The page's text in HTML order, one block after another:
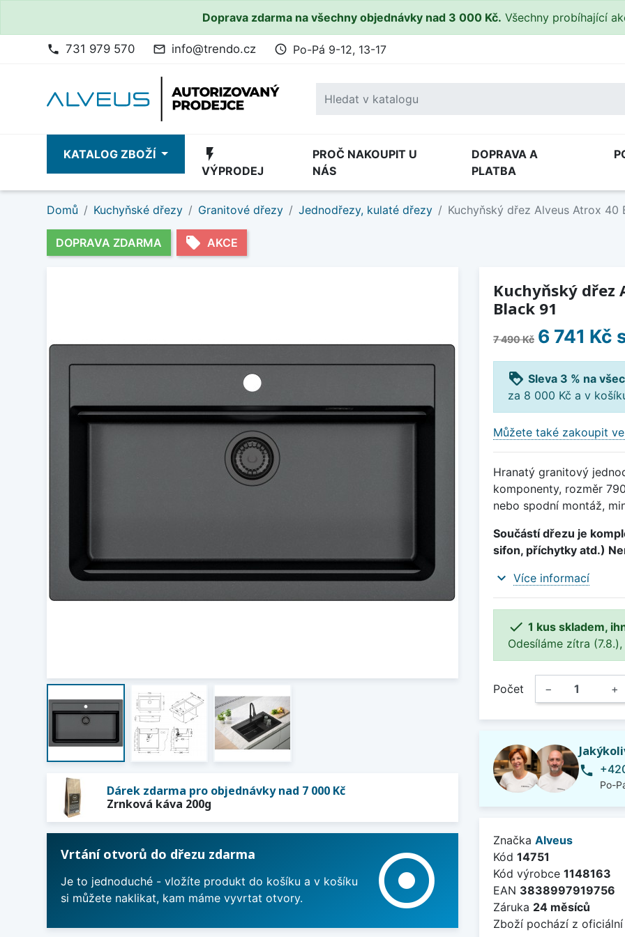
Doprava zdarma na všechny objednávky nad 3 000 Kč. Všechny probíhající
phone 731 979 570 mail_outline info@trendo.cz access_time Po-Pá 9-12, 13-17
KATALOG ZBOŽÍ flash_on
VÝPRODEJ
PROČ NAKOUPIT U
NÁS
DOPRAVA A
PLATBA
Domů Kuchyňské dřezy Granitové dřezy Jednodřezy, kulaté dřezy Kuchyňský dřez Alveus Atrox 40
DOPRAVA ZDARMA local_offer AKCE
Dárek zdarma pro objednávky nad 7 000 Kč
Zrnková káva 200g
Vrtání otvorů do dřezu zdarma
Je to jednoduché - vložíte produkt do košíku a v košíku
si můžete naklikat, kam máme vyvrtat otvory.
adjust
Kuchyňský dřez
Black 91
7 490 Kč 6 741 Kč
loyalty Sleva 3 % na
za 8 000 Kč a v
Můžete také zakoupit
Hranatý granitový
komponenty, rozměr
nebo spodní montáž,
Součástí dřezu je
sifon, příchytky atd.)
expand_more Více informací
 1 kus skladem,
Odesíláme zítra
Počet − +
phone
Po-
Značka Alveus
Kód 14751
Kód výrobce 1148163
EAN 3838997919756
Záruka 24 měsíců
Zboží pochází z